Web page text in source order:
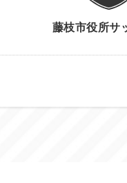
藤枝市役所サ